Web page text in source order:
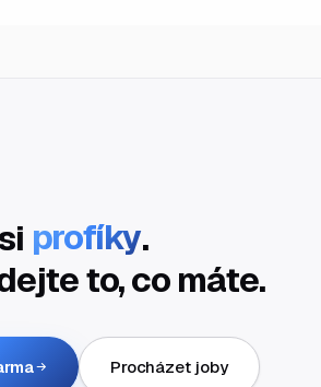
profíky.
to, co máte.
Procházet joby